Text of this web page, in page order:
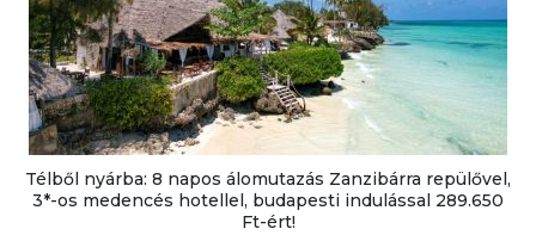
Télből nyárba: 8 napos álomutazás Zanzibárra repülővel,
3*-os medencés hotellel, budapesti indulással 289.650
Ft-ért!